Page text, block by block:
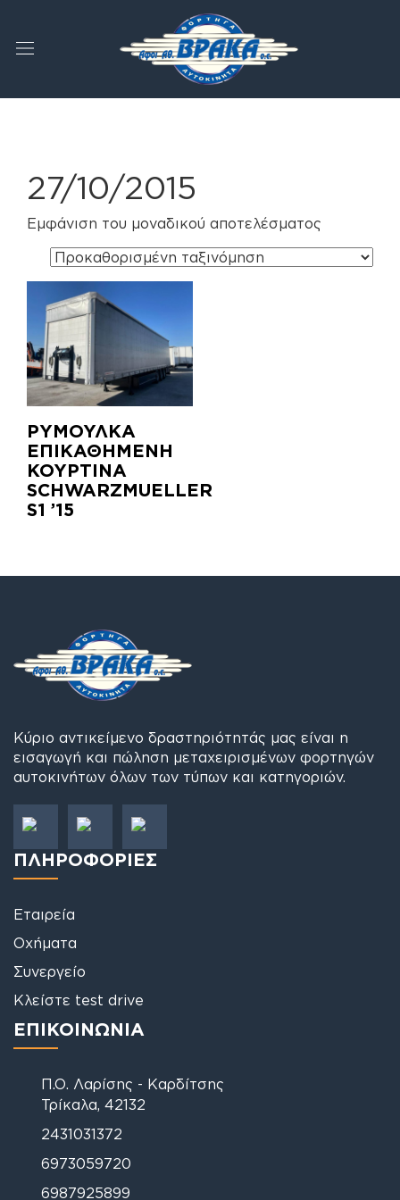
27/10/2015
Εμφάνιση του μοναδικού αποτελέσματος
ΡΥΜΟΥΛΚΑ
ΕΠΙΚΑΘΗΜΕΝΗ
ΚΟΥΡΤΙΝΑ
SCHWARZMUELLER
S1 ’15
Κύριο αντικείμενο δραστηριότητάς μας είναι η
εισαγωγή και πώληση μεταχειρισμένων φορτηγών
αυτοκινήτων όλων των τύπων και κατηγοριών.
ΠΛΗΡΟΦΟΡΙΕΣ
Εταιρεία
Οχήματα
Συνεργείο
Κλείστε test drive
ΕΠΙΚΟΙΝΩΝΙΑ
Π.Ο. Λαρίσης - Καρδίτσης
Τρίκαλα, 42132
2431031372
6973059720
6987925899